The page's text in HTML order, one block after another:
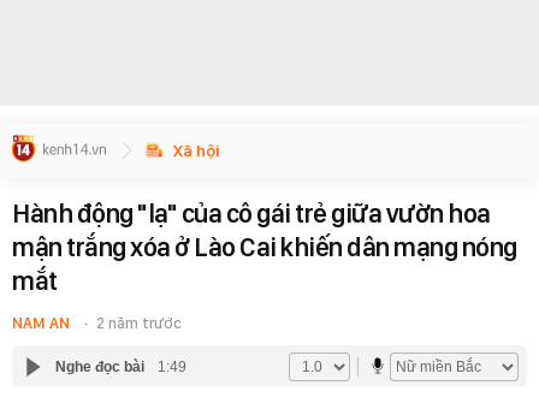
Xã hội
Hành động "lạ" của cô gái trẻ giữa vườn hoa
mận trắng xóa ở Lào Cai khiến dân mạng nóng
mắt
NAM AN 2 năm trước
Nghe đọc bài 1:49